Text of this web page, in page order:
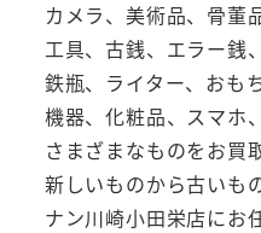
カメラ、美術品、骨董
工具、古銭、エラー銭
鉄瓶、ライター、おも
機器、化粧品、スマホ
さまざまなものをお買
新しいものから古いも
ナン川崎小田栄店にお